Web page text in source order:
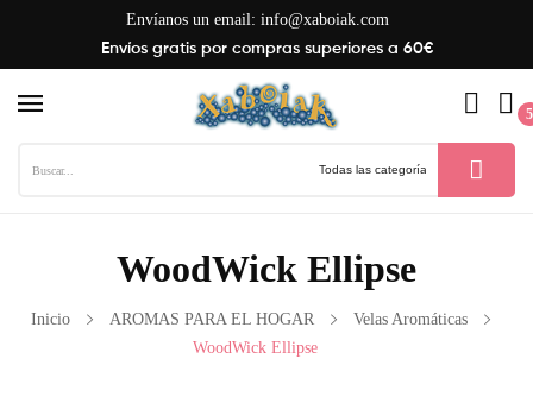
Envíanos un email: info@xaboiak.com
Envíos gratis por compras superiores a 60€
5
WoodWick Ellipse
Inicio AROMAS PARA EL HOGAR
Velas Aromáticas
WoodWick Ellipse